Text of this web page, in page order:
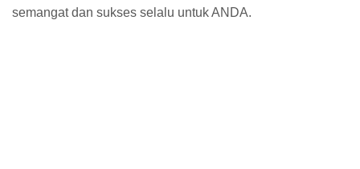
semangat dan sukses selalu untuk ANDA.